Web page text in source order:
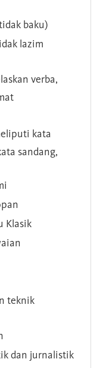
baku)
lazim
verba,
kata
sandang,
Klasik
teknik
dan jurnalistik